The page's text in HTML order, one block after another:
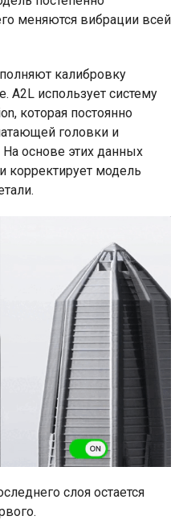
меняются вибрации всей
калибровку
A2L использует систему
которая постоянно
головки и
На основе этих данных
корректирует модель
слоя остается